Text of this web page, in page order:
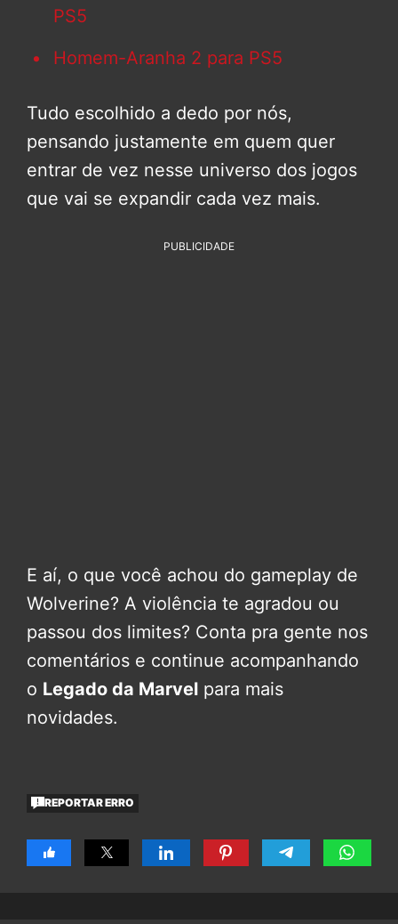
PS5
Homem-Aranha 2 para PS5
Tudo escolhido a dedo por nós,
pensando justamente em quem quer
entrar de vez nesse universo dos jogos
que vai se expandir cada vez mais.
PUBLICIDADE
E aí, o que você achou do gameplay de
Wolverine? A violência te agradou ou
passou dos limites? Conta pra gente nos
comentários e continue acompanhando
o Legado da Marvel para mais
novidades.
REPORTAR ERRO